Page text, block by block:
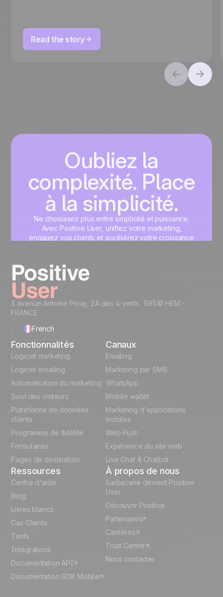
Read the story
Oubliez la
complexité. Place
à la simplicité.
Ne choisissez plus entre simplicité et puissance.
Avec Positive User, unifiez votre marketing,
engagez vos clients et accélérez votre croissance
Commencez maintenant
3 avenue Antoine Pinay, ZA des 4 vents 59510 HEM -
FRANCE
French
English
German
Italian
Fonctionnalités
Logiciel marketing
Logiciel emailing
Automatisation du marketing
Suivi des visiteurs
Plateforme de données
clients
Programme de fidélité
Formulaires
Pages de destination
Canaux
Emailing
Marketing par SMS
WhatsApp
Mobile wallet
Marketing d'applications
mobiles
Web Push
Expérience du site web
Live Chat & Chatbot
Ressources
Centre d'aide
Blog
Livres blancs
Cas Clients
Tarifs
Intégrations
Documentation API
Documentation SDK Mobile
À propos de nous
Sarbacane devient Positive
User
Découvrir Positive
Partenaires
Carrières
Trust Center
Nous contacter